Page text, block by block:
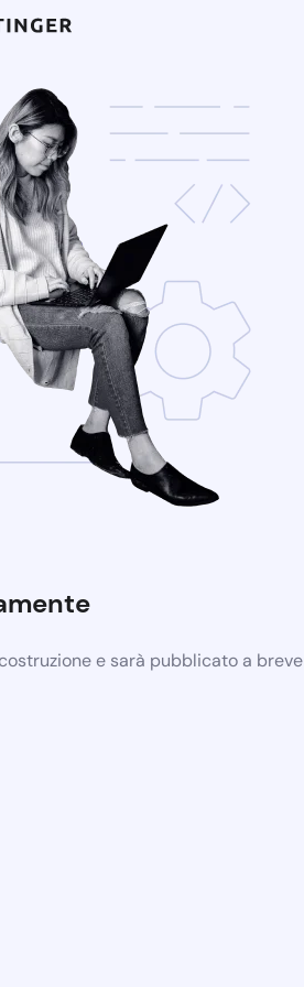
e sarà pubblicato a breve